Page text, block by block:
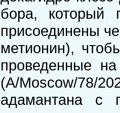
бора, который
присоединены
метионин),
проведенные
(A/Moscow/78/
адамантана с